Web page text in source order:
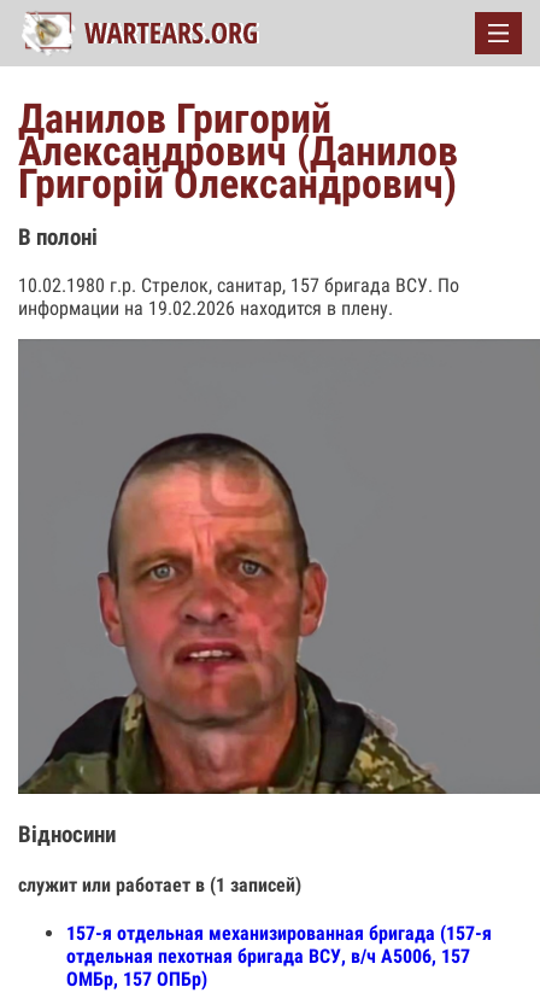
Данилов Григорий
Александрович (Данилов
Григорій Олександрович)
В полоні
10.02.1980 г.р. Стрелок, санитар, 157 бригада ВСУ. По
информации на 19.02.2026 находится в плену.
Відносини
служит или работает в (1 записей)
157-я отдельная механизированная бригада (157-я
отдельная пехотная бригада ВСУ, в/ч А5006, 157
ОМБр, 157 ОПБр)